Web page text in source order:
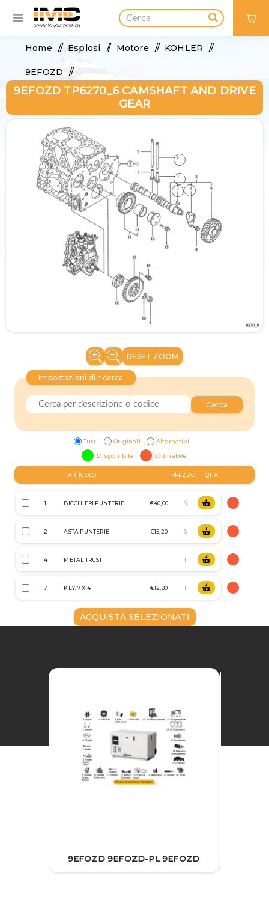
Home / Esplosi / Motore / KOHLER /
9EFOZD /
9EFOZD TP6270_6 Camshaft and Drive Gear
9EFOZD TP6270_6 CAMSHAFT AND DRIVE
GEAR
RESET ZOOM
Cerca
Impostazioni di ricerca
Tutti Originali
Alternativi
Disponibile
Ordinabile
ARTICOLO PREZZO QT.A
1 BICCHIERI PUNTERIE €40,00
2 ASTA PUNTERIE €15,20
4 METAL TRUST
7 KEY, 7X14 €12,80
ACQUISTA SELEZIONATI
9EFOZD 9EFOZD-PL 9EFOZD